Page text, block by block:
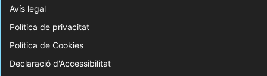
Avís legal
Política de privacitat
Política de Cookies
Declaració d'Accessibilitat